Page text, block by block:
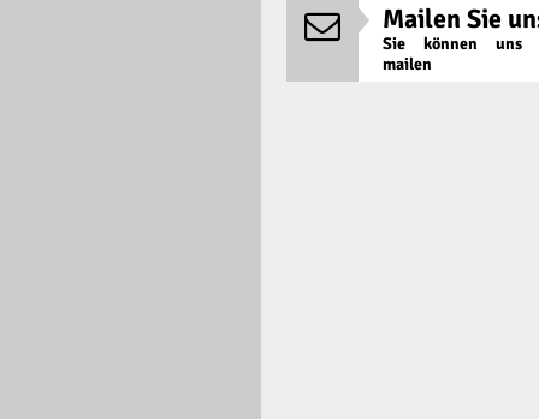
 Mailen Sie
Sie können uns
mailen